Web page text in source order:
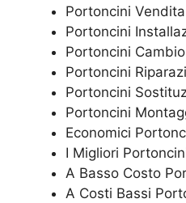
Portoncini Vendita
Portoncini
Portoncini Cambio
Portoncini
Portoncini
Portoncini
Economici
I Migliori
A Basso Costo
A Costi Bassi